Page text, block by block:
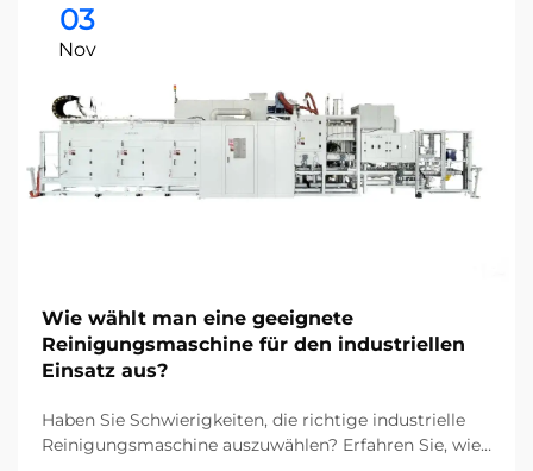
03
Nov
Wie wählt man eine geeignete
Reinigungsmaschine für den industriellen
Einsatz aus?
Haben Sie Schwierigkeiten, die richtige industrielle
Reinigungsmaschine auszuwählen? Erfahren Sie, wie